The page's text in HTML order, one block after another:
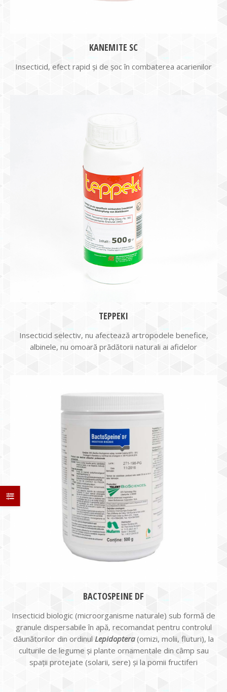
KANEMITE SC
Insecticid, efect rapid și de șoc în combaterea acarienilor
TEPPEKI
Insecticid selectiv, nu afectează artropodele benefice,
albinele, nu omoară prădătorii naturali ai afidelor
BACTOSPEINE DF
Insecticid biologic (microorganisme naturale) sub formă de
granule dispersabile în apă, recomandat pentru controlul
dăunătorilor din ordinul Lepidoptera(omizi, molii, fluturi), la
culturile de legume și plante ornamentale din câmp sau
spații protejate (solarii, sere) și la pomii fructiferi